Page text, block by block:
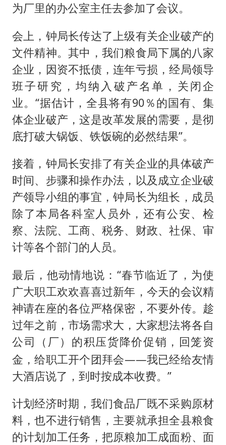
为厂里的办公室主任去参加了会议。
会上，钟局长传达了上级有关企业破产的
文件精神。其中，我们粮食局下属的八家
企业，因资不抵债，连年亏损，经局领导
班子研究，均纳入破产名单，关闭企
业。“据估计，全县将有90％的国有、集
体企业破产，这是改革发展的需要，是彻
底打破大锅饭、铁饭碗的必然结果”。
接着，钟局长安排了有关企业的具体破产
时间、步骤和操作办法，以及成立企业破
产领导小组的事宜，钟局长为组长，成员
除了本局各科室人员外，还有公安、检
察、法院、工商、税务、财政、社保、审
计等各个部门的人员。
最后，他动情地说：“春节临近了，为使
广大职工欢欢喜喜过新年，今天的会议精
神请在座的各位严格保密，不要外传。趁
过年之前，市场需求大，大家想法将各自
公司
（厂） 的积压货降价促销，回笼资
金，给职工开个团拜会——我已经给友情
大酒店说了，到时按成本收费。”
计划经济时期，我们食品厂既不采购原材
料，也不进行销售，主要就承担全县粮食
的计划加工任务，把原粮加工成面粉、面